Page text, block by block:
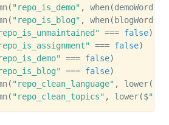
( "repo_is_demo" , when(demoWords
( "repo_is_blog" , when( blogWords
=== false)
=== false)
=== false)
=== false)
( "repo_clean_language" , lower(
( "repo_clean_topics" , lower($